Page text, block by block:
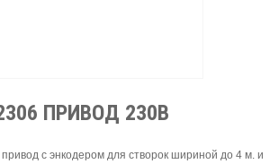
ПРИВОД 230В
с энкодером для створок шириной до 4 м. и